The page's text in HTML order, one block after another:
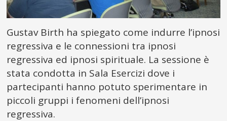
Gustav Birth ha spiegato come indurre l’ipnosi
regressiva e le connessioni tra ipnosi
regressiva ed ipnosi spirituale. La sessione è
stata condotta in Sala Esercizi dove i
partecipanti hanno potuto sperimentare in
piccoli gruppi i fenomeni dell’ipnosi
regressiva.